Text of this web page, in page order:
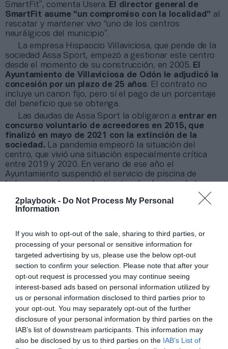
2playbook - Do Not Process My Personal
Information
If you wish to opt-out of the sale, sharing to third parties, or
processing of your personal or sensitive information for
targeted advertising by us, please use the below opt-out
section to confirm your selection. Please note that after your
opt-out request is processed you may continue seeing
interest-based ads based on personal information utilized by
us or personal information disclosed to third parties prior to
your opt-out. You may separately opt-out of the further
disclosure of your personal information by third parties on the
IAB’s list of downstream participants. This information may
also be disclosed by us to third parties on the IAB’s List of
SmartFit”, comenta Usera. El director general de
SmartFit asume “un compromiso con la localidad” al
rescatar y mantener vivo “uno de los centros
neurálgicos del municipio”.
La empresa Hispaocio Villaviciosa, que pende de la
sociedad Assa Sport, empezó a gestionar este centro
desde el momento de su construcción, en 2005. El
Ayuntamiento de Villaviciosa de Odón le adjudicó la
concesión por un plazo de 25 años. El contrato no
incluye un canon fijo, pero sí el pago de un porcentaje
del beneficio que se obtenga.
Las deudas de Assa Sport la obligaron a entrar en
concurso voluntario de acreedores en 2015, que
finalizó en mayo de 2021 con la extinción de la
sociedad.
La pandemia empeoró la situación del
centro, que vivió una situación especialmente crítica
entre 2019 y 2020. En verano de ese año el
Ayuntamiento suspendió el servicio de piscina de
hidromasaje de uso colectivo tras la clausura de la
instalación por parte de la Consejería de Sanidad de la
Comunidad de Madrid con resolución de julio de 2019
por deficiencias sanitarias. El consistorio abrió un
grave.
Hispaocio llegó a dar servicio a 2.000 socios en
una parcela de 22.000 metros cuadrados. En este
espacio, de los que 4.500 metros cuadrados son
edificados, el club cuenta con una sala de fitness de
600 metros cuadrados, cuatro salas de actividades
dirigidas, dos piscinas cubiertas, zona de spa, tres
piscinas exteriores para los meses de verano, servicio
de fisioterapia y restauración. Los problemas
económicos que arrastraba la empresa concesionaria,
que amenazó con cerrar definitivamente la instalación,
llevó a los vecinos del municipio a iniciar una recogida